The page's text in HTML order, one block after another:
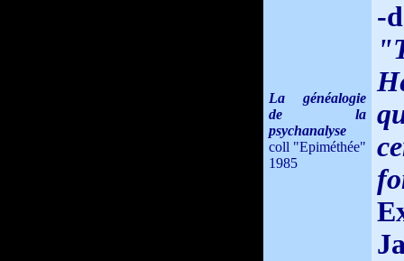
La généalogie
de la
psychanalyse
coll "Epiméthée"
1985
-